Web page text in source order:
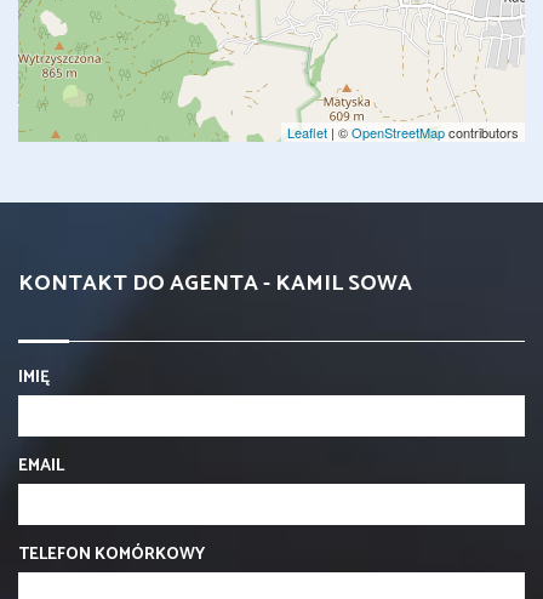
Leaflet | ©OpenStreetMapcontributors
KONTAKT DO AGENTA - KAMIL SOWA
IMIĘ
EMAIL
TELEFON KOMÓRKOWY